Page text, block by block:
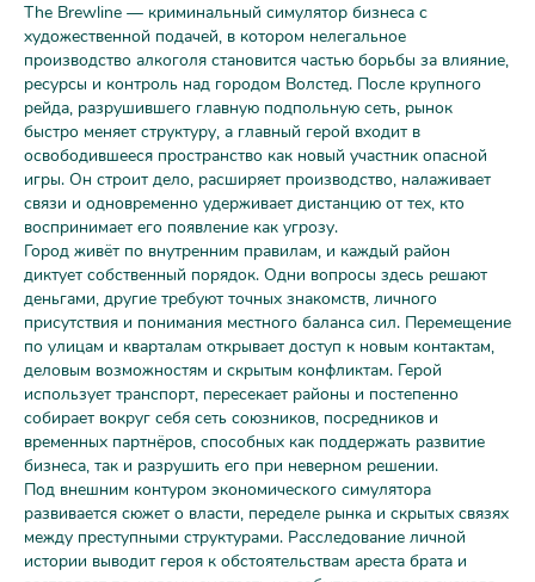
The Brewline — криминальный симулятор бизнеса с
художественной подачей, в котором нелегальное
производство алкоголя становится частью борьбы за влияние,
ресурсы и контроль над городом Волстед. После крупного
рейда, разрушившего главную подпольную сеть, рынок
быстро меняет структуру, а главный герой входит в
освободившееся пространство как новый участник опасной
игры. Он строит дело, расширяет производство, налаживает
связи и одновременно удерживает дистанцию от тех, кто
воспринимает его появление как угрозу.
Город живёт по внутренним правилам, и каждый район
диктует собственный порядок. Одни вопросы здесь решают
деньгами, другие требуют точных знакомств, личного
присутствия и понимания местного баланса сил. Перемещение
по улицам и кварталам открывает доступ к новым контактам,
деловым возможностям и скрытым конфликтам. Герой
использует транспорт, пересекает районы и постепенно
собирает вокруг себя сеть союзников, посредников и
временных партнёров, способных как поддержать развитие
бизнеса, так и разрушить его при неверном решении.
Под внешним контуром экономического симулятора
развивается сюжет о власти, переделе рынка и скрытых связях
между преступными структурами. Расследование личной
истории выводит героя к обстоятельствам ареста брата и